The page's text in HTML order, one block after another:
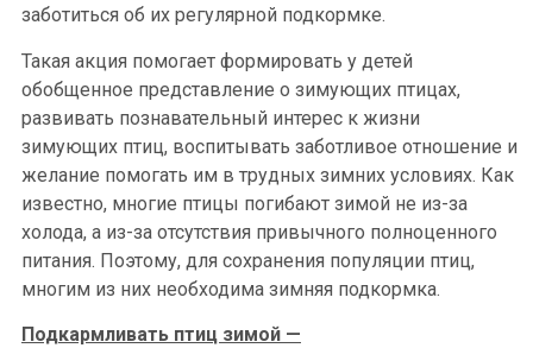
заботиться об их регулярной подкормке.
Такая акция помогает формировать у детей
обобщенное представление о зимующих птицах,
развивать познавательный интерес к жизни
зимующих птиц, воспитывать заботливое отношение и
желание помогать им в трудных зимних условиях. Как
известно, многие птицы погибают зимой не из-за
холода, а из-за отсутствия привычного полноценного
питания. Поэтому, для сохранения популяции птиц,
многим из них необходима зимняя подкормка.
Подкармливать птиц зимой —